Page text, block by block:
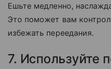
Ешьте медленно,
Это поможет вам
избежать переедания.
7. Используйте